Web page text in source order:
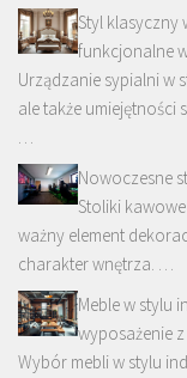
Styl klasyczny
funkcjonalne
Urządzanie sypialni w
ale także umiejętności
…
Nowoczesne
Stoliki
ważny element
charakter wnętrza. …
Meble w stylu
wyposażenie
Wybór mebli w stylu